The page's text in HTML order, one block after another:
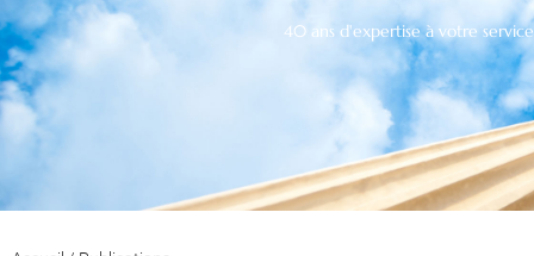
40 ans d'expertise à votre service